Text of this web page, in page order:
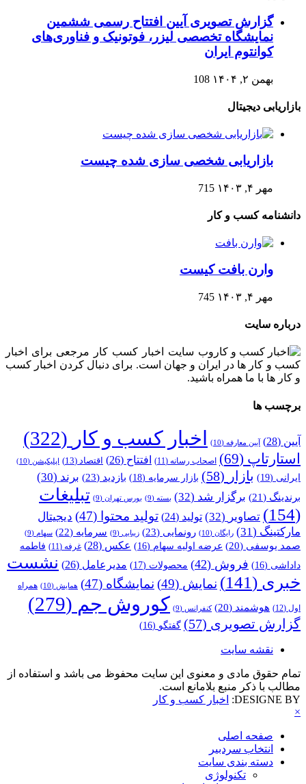
گزارش تصویری آیین افتتاح رسمی ششمین
نمایشگاه تخصصی لیزر، فوتونیک و فناوری‌های
کوانتوم ایران
بهمن ۲, ۱۴۰۴ 108
بازاریابی دیجیتال
بازاریابی شخصی سازی شده چیست
مهر ۴, ۱۴۰۳ 715
دانشنامه کسب و کار
وارن بافت کیست
مهر ۴, ۱۴۰۳ 745
درباره سایت
وب سایت اخبار کسب کار مرجعی برای اخبار
کسب و کار ها در ایران و جهان است. برای دنبال کردن اخبار کسب
و کار ها با ما همراه باشید.
برچسب ها
آیین (28) آیین معارفه (10) اخبار کسب و کار (322)
استارتاپ (69) اصحاب رسانه (11) افتتاح (26) اقتصاد (13) اپلیکیشن (10)
ایرانی (19) بازار (58) بازار سرمایه (18) بازدید (23) برند (30)
برندینگ (21) برگزار شد (32) بسته (9) بورس تهران (9)
تبلیغات
(154)
تصاویر (32) تولید (24) تولید محتوا (47)
دیجیتال
مارکتینگ (31) رایگان (10) رونمایی (23) زیبایی (9) سرمایه (22) سهام (9)
صمد یوسفی (20) عرضه اولیه سهام (16) عکس (28) غرفه (11)
فاطمه
داداشی (16) فروش (42) محصولات (17) مدیرعامل (26)
نشست
خبری (141) نمایش (49) نمایشگاه (47) همایش (10) همراه
اول (12) هوشمند (20) کنفرانس (9) کوروش جم (279)
گزارش تصویری (57) گفتگو (16)
نقشه سایت
تمام حقوق مادی و معنوی این سایت محفوظ می باشد و استفاده از
مطالب با ذکر منبع بلامانع است.
DESIGNE BY:
اخبار کسب و کار
×
صفحه اصلی
انتخاب سردبیر
دسته بندی سایت
تکنولوژی